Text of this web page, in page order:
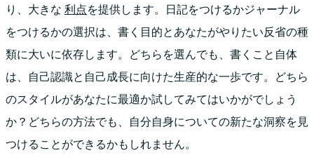
り、大きな 利点を提供します。日記をつけるかジャーナル
をつけるかの選択は、書く目的とあなたがやりたい反省の種
類に大いに依存します。どちらを選んでも、書くこと自体
は、自己認識と自己成長に向けた生産的な一歩です。どちら
のスタイルがあなたに最適か試してみてはいかがでしょう
か？どちらの方法でも、自分自身についての新たな洞察を見
つけることができるかもしれません。